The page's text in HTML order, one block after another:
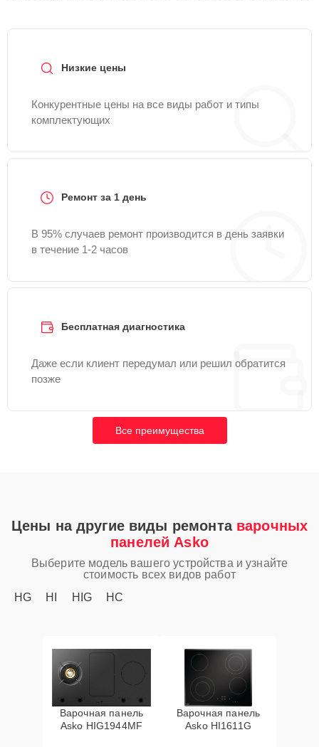
Низкие цены
Конкурентные цены на все виды работ и типы
комплектующих
Ремонт за 1 день
В 95% случаев ремонт производится в день заявки
в течение 1-2 часов
Бесплатная диагностика
Даже если клиент передумал или решил обратится
позже
Все преимущества
Цены на другие виды ремонта варочных
панелей Asko
Выберите модель вашего устройства и узнайте
стоимость всех видов работ
HG
HI HIG HC
Варочная панель
Asko HIG1944MF
Варочная панель
Asko HI1611G